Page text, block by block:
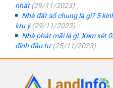
nhất(29/11/2023)
Nhà đất sổ chung là gì? 5
lưu ý(29/11/2023)
Nhà phát mãi là gì: Xem xét
định đầu tư(25/11/2023)